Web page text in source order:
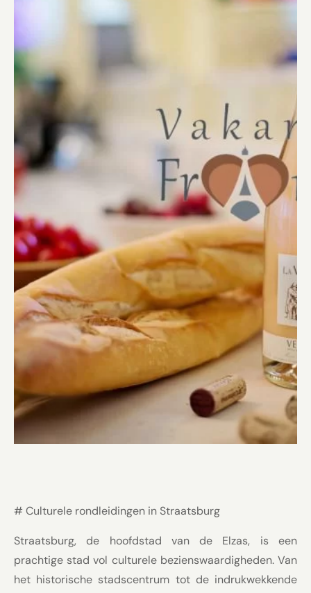
# Culturele rondleidingen in Straatsburg
Straatsburg, de hoofdstad van de Elzas, is een
prachtige stad vol culturele bezienswaardigheden. Van
het historische stadscentrum tot de indrukwekkende